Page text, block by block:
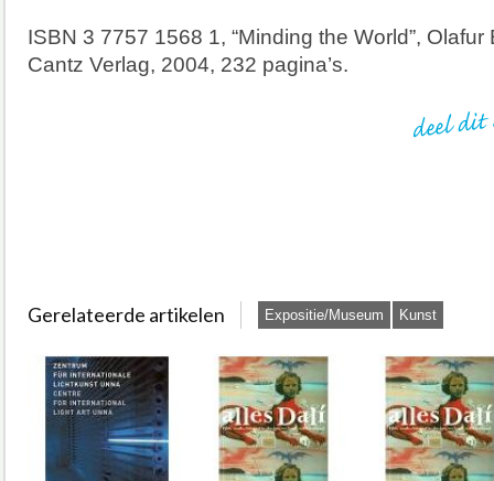
ISBN 3 7757 1568 1, “Minding the World”,
Cantz Verlag, 2004, 232 pagina’s.
Gerelateerde artikelen Expositie/Museum Kunst